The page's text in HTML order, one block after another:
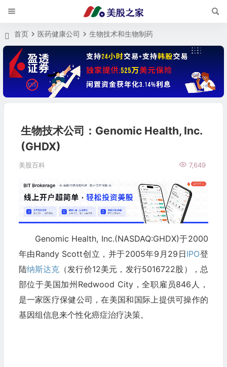
首页 医药健康公司 生物技术和生物制药
生物技术公司：Genomic Health, Inc.
(GHDX)
美股百科 7,649
Genomic Health, Inc.(NASDAQ:GHDX)于2000
年由Randy Scott创立，并于2005年9月29日IPO登
陆纳斯达克（发行价12美元，发行5016722股），总
部位于美国加州Redwood City，全职雇员846人，
是一家医疗保健公司，在美国和国际上提供可操作的
基因组信息来个性化癌症治疗决策。